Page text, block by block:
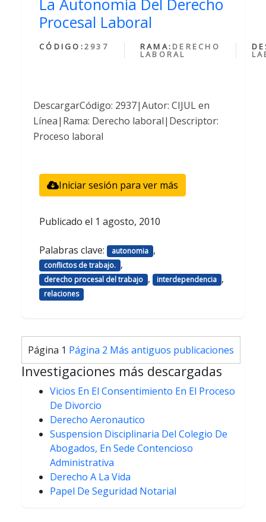
La Autonomia Del Derecho
Procesal Laboral
CÓDIGO:2937 RAMA: DERECHO
LABORAL
DescargarCódigo: 2937|Autor: CIJUL en
Línea|Rama: Derecho laboral|Descriptor:
Proceso laboral
Iniciar sesión para ver más
Publicado el 1 agosto, 2010
Palabras clave: autonomia ,
conflictos de trabajo. ,
derecho procesal del trabajo , interdependencia ,
relaciones
Paginación
de
entradas
Página 1 Página 2 Más antiguos publicaciones
Investigaciones más descargadas
Vicios En El Consentimiento En El Proceso
De Divorcio
Derecho Aeronautico
Suspension Disciplinaria Del Colegio De
Abogados, En Sede Contencioso
Administrativa
Derecho A La Vida
Papel De Seguridad Notarial